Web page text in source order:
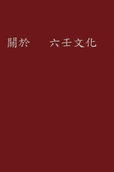
關於 六壬文化